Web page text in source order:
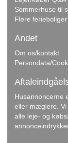
Sommerhuse til
Flere ferieboliger
Andet
Om os/kontakt
Persondata/
Husannoncerne
eller mæglere. Vi
alle leje- og